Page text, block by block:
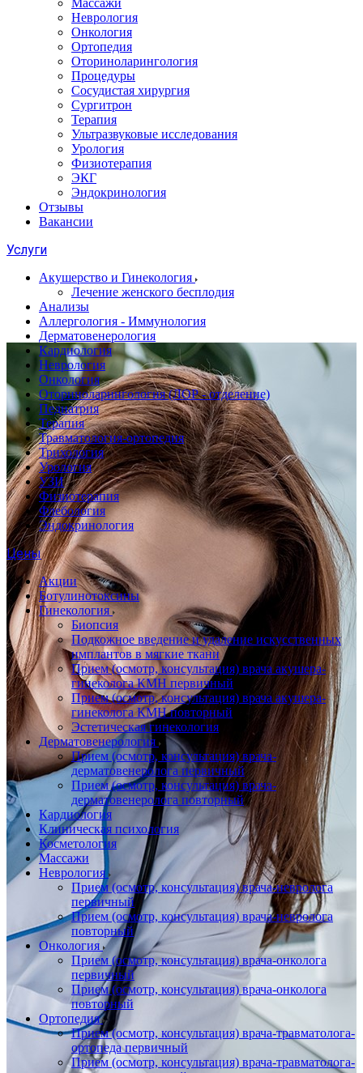
Массажи
Неврология
Онкология
Ортопедия
Оториноларингология
Процедуры
Сосудистая хирургия
Сургитрон
Терапия
Ультразвуковые исследования
Урология
Физиотерапия
ЭКГ
Эндокринология
Отзывы
Вакансии
Услуги
Акушерство и Гинекология
Лечение женского бесплодия
Анализы
Аллергология - Иммунология
Дерматовенерология
Кардиология
Неврология
Онкология
Оториноларингология (ЛОР - отделение)
Педиатрия
Терапия
Травматология-ортопедия
Трихология
Урология
УЗИ
Физиотерапия
Флебология
Эндокринология
Цены
Акции
Ботулинотоксины
Гинекология
Биопсия
Подкожное введение и удаление искусственных
имплантов в мягкие ткани
Прием (осмотр, консультация) врача акушера-
гинеколога КМН первичный
Прием (осмотр, консультация) врача акушера-
гинеколога КМН повторный
Эстетическая гинекология
Дерматовенерология
Прием (осмотр, консультация) врача-
дерматовенеролога первичный
Прием (осмотр, консультация) врача-
дерматовенеролога повторный
Кардиология
Клиническая психология
Косметология
Массажи
Неврология
Прием (осмотр, консультация) врача-невролога
первичный
Прием (осмотр, консультация) врача-невролога
повторный
Онкология
Прием (осмотр, консультация) врача-онколога
первичный
Прием (осмотр, консультация) врача-онколога
повторный
Ортопедия
Прием (осмотр, консультация) врача-травматолога-
ортопеда первичный
Прием (осмотр, консультация) врача-травматолога-